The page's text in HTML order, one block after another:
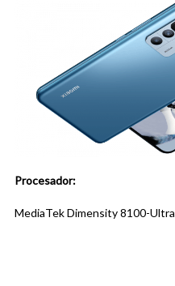
Procesador:
MediaTek Dimensity 8100-Ultra